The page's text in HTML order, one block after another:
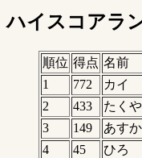
ハイスコアラ
順位 得点 名前
1
772 カイ
2
433 たくや
3
149 あすか
4
45 ひろ